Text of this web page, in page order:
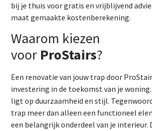
bij je thuis voor gratis en vrijblijvend
maat gemaakte kostenberekening.
Waarom kiezen
voor ProStairs?
Een renovatie van jouw trap door
investering in de toekomst van je
ligt op duurzaamheid en stijl.
trap meer dan alleen een functioneel
een belangrijk onderdeel van je interieur.